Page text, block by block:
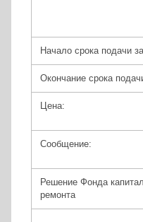
Начало срока подачи
Окончание срока
Цена:
Сообщение:
Решение Фонда
ремонта